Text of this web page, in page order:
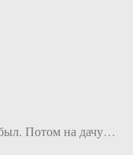
Потом на дачу…